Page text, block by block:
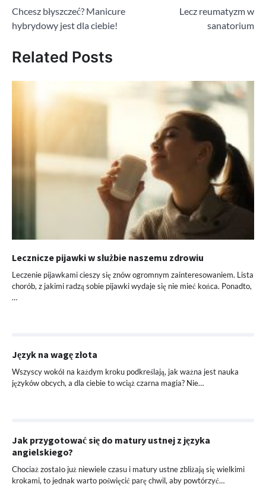
wpisu
Chcesz błyszczeć? Manicure
hybrydowy jest dla ciebie!
Lecz reumatyzm w
sanatorium
Related Posts
Lecznicze pijawki w służbie naszemu zdrowiu
Leczenie pijawkami cieszy się znów ogromnym zainteresowaniem. Lista
chorób, z jakimi radzą sobie pijawki wydaje się nie mieć końca. Ponadto,
…
Język na wagę złota
Wszyscy wokół na każdym kroku podkreślają, jak ważna jest nauka
języków obcych, a dla ciebie to wciąż czarna magia? Nie…
Jak przygotować się do matury ustnej z języka
angielskiego?
Chociaż zostało już niewiele czasu i matury ustne zbliżają się wielkimi
krokami, to jednak warto poświęcić parę chwil, aby powtórzyć…